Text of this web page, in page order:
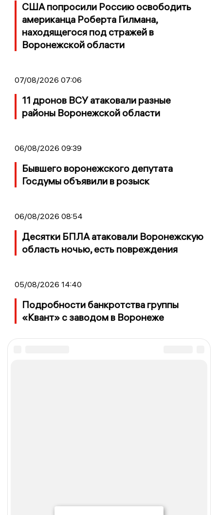
США попросили Россию освободить
американца Роберта Гилмана,
находящегося под стражей в
Воронежской области
07/08/2026 07:06
11 дронов ВСУ атаковали разные
районы Воронежской области
06/08/2026 09:39
Бывшего воронежского депутата
Госдумы объявили в розыск
06/08/2026 08:54
Десятки БПЛА атаковали Воронежскую
область ночью, есть повреждения
05/08/2026 14:40
Подробности банкротства группы
«Квант» с заводом в Воронеже